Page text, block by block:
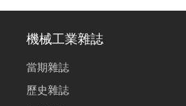
機械工業雜誌
當期雜誌
歷史雜誌